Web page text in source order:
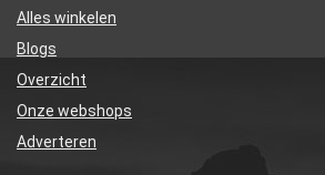
Alles winkelen
Blogs
Overzicht
Onze webshops
Adverteren